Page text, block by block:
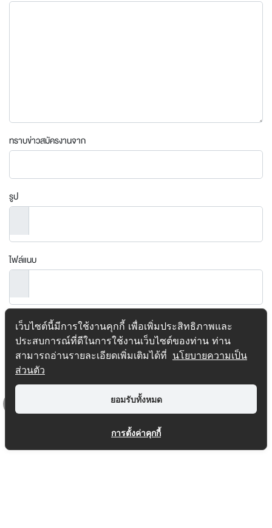
ทราบข่าวสมัครงานจาก
รูป
ไฟล์แนบ
ลงทะเบียน
เว็บไซต์นี้มีการใช้งานคุกกี้ เพื่อเพิ่มประสิทธิภาพและ
ประสบการณ์ที่ดีในการใช้งานเว็บไซต์ของท่าน ท่าน
สามารถอ่านรายละเอียดเพิ่มเติมได้ที่ นโยบายความเป็น
ส่วนตัว
ยอมรับทั้งหมด
การตั้งค่าคุกกี้